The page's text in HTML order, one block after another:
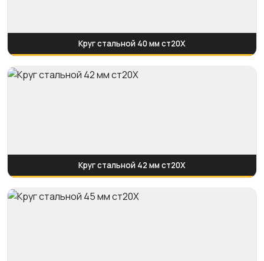
Круг стальной 40 мм ст20Х
Круг стальной 42 мм ст20Х